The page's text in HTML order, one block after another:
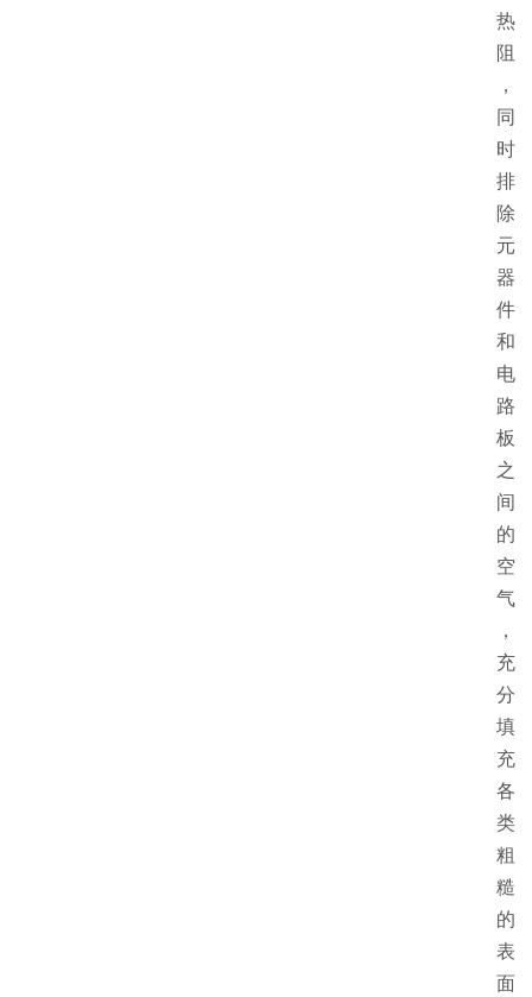
热
阻
，
同
时
排
除
元
器
件
和
电
路
板
之
间
的
空
气
，
充
分
填
充
各
类
粗
糙
的
表
面